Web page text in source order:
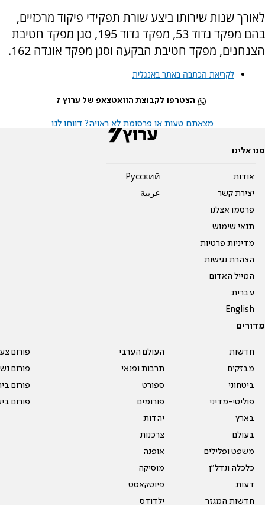
לאורך שנות שירותו ביצע שורת תפקידי פיקוד מרכזיים,
בהם מפקד גדוד 53, מפקד גדוד 195, סגן מפקד חטיבת
הצנחנים, מפקד חטיבת הבקעה וסגן מפקד אוגדה 162.
לקריאת הכתבה באתר באנגלית
הצטרפו לקבוצת הוואטצאפ של ערוץ 7
מצאתם טעות או פרסומת לא ראויה? דווחו לנו
פנו אלינו
אודות
יצירת קשר
פרסמו אצלנו
תנאי שימוש
מדיניות פרטיות
הצהרת נגישות
המייל האדום
עברית
English
Pусский
عربية
מדורים
חדשות
מבזקים
ביטחוני
פוליטי-מדיני
בארץ
בעולם
משפט ופלילים
כלכלה ונדל"ן
דעות
חדשות המגזר
העולם הערבי
תרבות ופנאי
ספורט
פורומים
יהדות
צרכנות
אופנה
מוסיקה
פיוטקאסט
ילדודס
פורום
פורום
פורום
פורום